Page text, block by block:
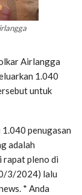
Airlangga
1.040
untuk
penugasan
adalah
rapat pleno di
3/2024) lalu
* Anda